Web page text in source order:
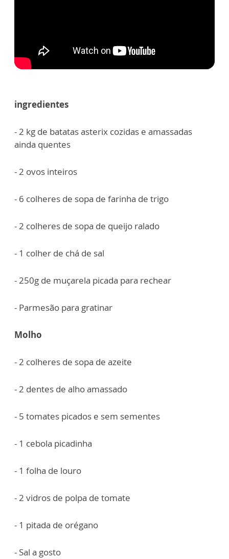
ingredientes
- 2 kg de batatas asterix cozidas e amassadas
ainda quentes
- 2 ovos inteiros
- 6 colheres de sopa de farinha de trigo
- 2 colheres de sopa de queijo ralado
- 1 colher de chá de sal
- 250g de muçarela picada para rechear
- Parmesão para gratinar
Molho
- 2 colheres de sopa de azeite
- 2 dentes de alho amassado
- 5 tomates picados e sem sementes
- 1 cebola picadinha
- 1 folha de louro
- 2 vidros de polpa de tomate
- 1 pitada de orégano
- Sal a gosto